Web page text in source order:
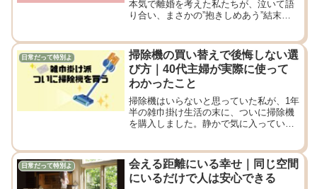
本気で離婚を考えた私たちが、泣いて語
り合い、まさかの”抱きしめあう”結末
日常だって特別よ
掃除機の買い替えで後悔しない選
び方｜40代主婦が実際に使って
わかったこと
掃除機はいらないと思っていた私が、1年
半の雑巾掛け生活の末に、ついに掃除機
を購入しました。静かで気に入っていた
日常だって特別よ
会える距離にいる幸せ｜同じ空間
にいるだけで人は安心できる